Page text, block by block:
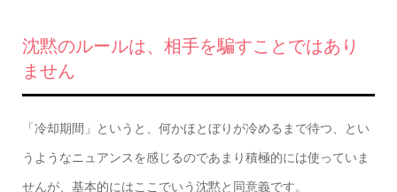
沈黙のルールは、相手を騙すことではあり
ません
「冷却期間」というと、何かほとぼりが冷めるまで待つ、とい
うようなニュアンスを感じるのであまり積極的には使っていま
せんが、基本的にはここでいう沈黙と同意義です。